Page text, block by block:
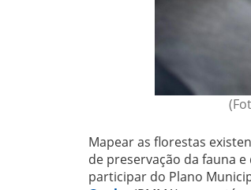
Mapear as florestas
de preservação da fauna
participar do Plano